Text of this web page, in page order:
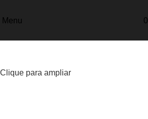
Menu 0
Clique para ampliar